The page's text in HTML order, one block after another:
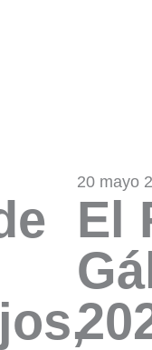
20 mayo
El